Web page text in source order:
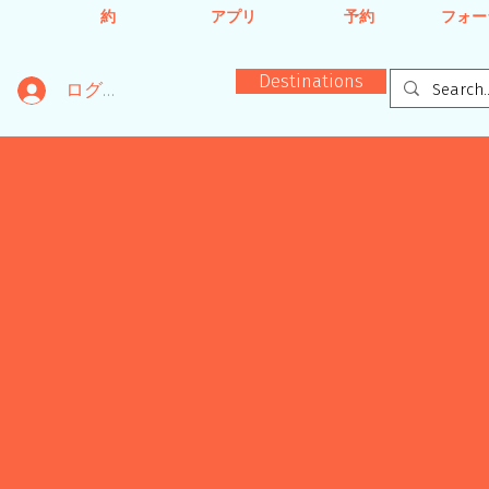
約 アプリ 予約 フォ
ログイン Destinations